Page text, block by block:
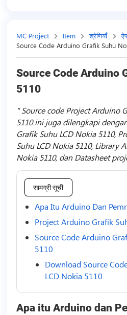
MC Project Item श्रेणियाँ
Source Code Arduino Grafik Suhu
Source Code Arduino
5110
Source code Project Arduino
5110 ini juga dilengkapi
Grafik Suhu LCD Nokia 5110,
Suhu LCD Nokia 5110, Library
Nokia 5110, dan Datasheet
सामग्री सूची
Apa Itu Arduino Dan
Project Arduino Grafik
Source Code Arduino
5110
Download Source
LCD Nokia 5110
Apa itu Arduino dan